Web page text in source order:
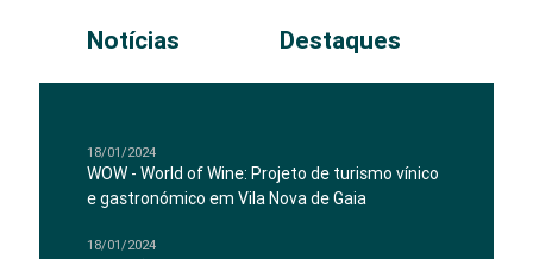
Notícias Destaques
18/01/2024
WOW - World of Wine: Projeto de turismo vínico
e gastronómico em Vila Nova de Gaia
18/01/2024